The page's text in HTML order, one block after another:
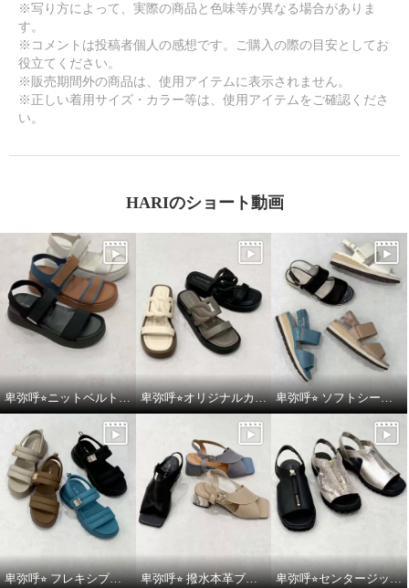
※写り方によって、実際の商品と色味等が異なる場合がありま
す。
※コメントは投稿者個人の感想です。ご購入の際の目安としてお
役立てください。
※販売期間外の商品は、使用アイテムに表示されません。
※正しい着用サイズ・カラー等は、使用アイテムをご確認くださ
い。
HARIのショート動画
卑弥呼⭐︎ニットベルトスポーツサンダルをご紹介いたします。 卑弥呼⭐︎オリジナルカットワークボリュームソールサンダルをご紹介いたします。 卑弥呼⭐︎ ソフトシープレザーフレキシブルベルトパデットサンダルをご紹介いたします。
卑弥呼⭐︎ フレキシブルベルト厚底パデットサンダルをご紹介いたします。 卑弥呼⭐︎ 撥水本革ブロックヒールカバードクロスサンダルをご紹介いたします。 卑弥呼⭐︎センタージッププラットフォームサンダルをご紹介いたします。